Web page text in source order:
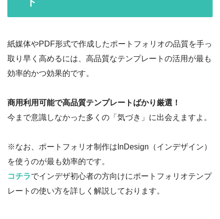
紙媒体やPDF形式で作成したポートフォリオの品質を手っ
取り早く高めるには、高品質なテンプレートの活用が最も
効率的かつ効果的です。
商用利用可能で高品質テンプレートばかり厳選！
今まで意識しなかった多くの「気づき」に出会えますよ。
※なお、ポートフォリオ制作はInDesign（インデザイン）
を使うのが最も効率的です。
コチラでインデザ初心者の方向けにポートフォリオテンプ
レートの使い方を詳しく解説しております。